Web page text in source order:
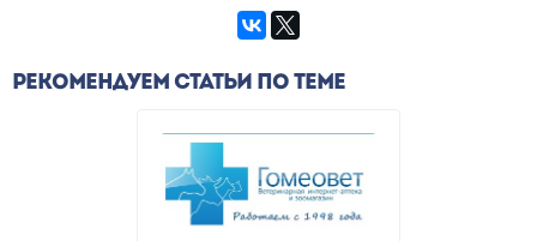
РЕКОМЕНДУЕМ СТАТЬИ ПО ТЕМЕ